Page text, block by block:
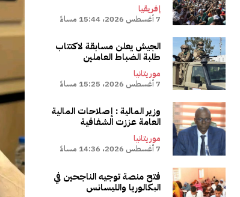
إفريقيا
7 أغسطس 2026، 15:44 مساءً
الجيش يعلن مسابقة لاكتتاب
طلبة الضباط العاملين
موريتانيا
7 أغسطس 2026، 15:25 مساءً
وزير المالية : إصلاحات المالية
العامة عززت الشفافية
موريتانيا
7 أغسطس 2026، 14:36 مساءً
فتح منصة توجيه الناجحين في
البكالوريا والليسانس